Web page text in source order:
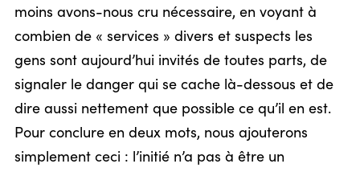
moins avons-nous cru nécessaire, en voyant à
combien de « services » divers et suspects les
gens sont aujourd’hui invités de toutes parts, de
signaler le danger qui se cache là-dessous et de
dire aussi nettement que possible ce qu’il en est.
Pour conclure en deux mots, nous ajouterons
simplement ceci : l’initié n’a pas à être un